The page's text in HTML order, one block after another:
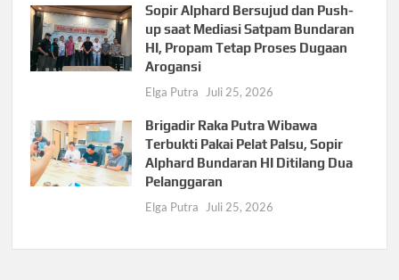
Sopir Alphard Bersujud dan Push-
up saat Mediasi Satpam Bundaran
HI, Propam Tetap Proses Dugaan
Arogansi
Elga Putra Juli 25, 2026
Brigadir Raka Putra Wibawa
Terbukti Pakai Pelat Palsu, Sopir
Alphard Bundaran HI Ditilang Dua
Pelanggaran
Elga Putra Juli 25, 2026